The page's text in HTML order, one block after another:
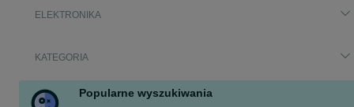
ELEKTRONIKA
KATEGORIA
Popularne wyszukiwania